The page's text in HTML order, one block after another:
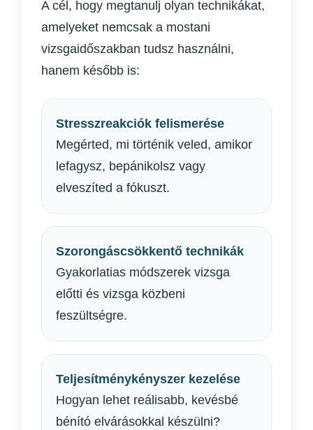
A cél, hogy megtanulj olyan technikákat,
amelyeket nemcsak a mostani
vizsgaidőszakban tudsz használni,
hanem később is:
Stresszreakciók felismerése
Megérted, mi történik veled, amikor
lefagysz, bepánikolsz vagy
elveszíted a fókuszt.
Szorongáscsökkentő technikák
Gyakorlatias módszerek vizsga
előtti és vizsga közbeni
feszültségre.
Teljesítménykényszer kezelése
Hogyan lehet reálisabb, kevésbé
bénító elvárásokkal készülni?